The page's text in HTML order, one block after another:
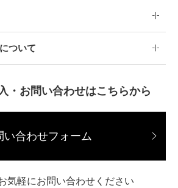
ついて
・お問い合わせはこちらから
い合わせフォーム
気軽にお問い合わせください